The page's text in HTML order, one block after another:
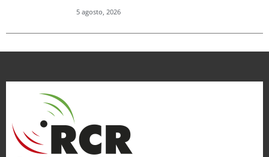
5 agosto, 2026